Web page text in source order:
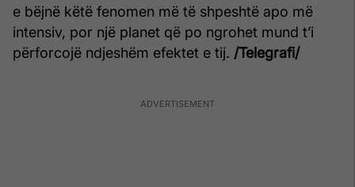
e bëjnë këtë fenomen më të shpeshtë apo më
intensiv, por një planet që po ngrohet mund t’i
përforcojë ndjeshëm efektet e tij. /Telegrafi/